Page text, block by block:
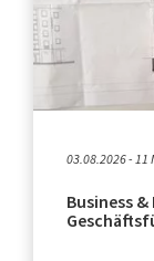
03.08.2026 - 11
Business